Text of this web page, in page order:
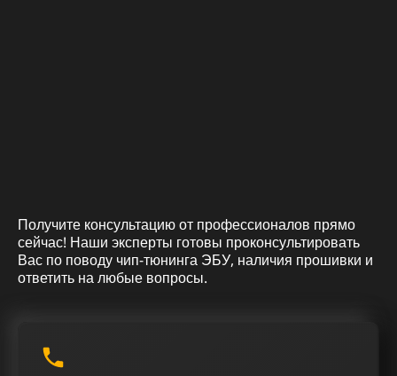
Получите консультацию от профессионалов прямо
сейчас! Наши эксперты готовы проконсультировать
Вас по поводу чип-тюнинга ЭБУ, наличия прошивки и
ответить на любые вопросы.